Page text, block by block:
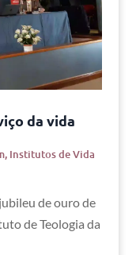
da vida
, Institutos de Vida
de ouro de
de Teologia da